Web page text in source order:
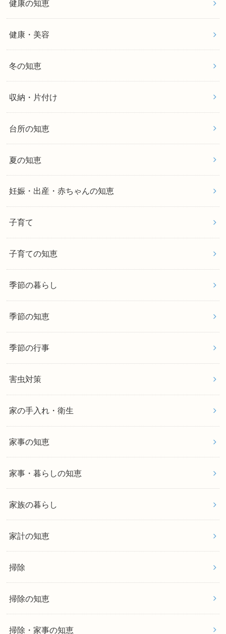
健康の知恵
健康・美容
冬の知恵
収納・片付け
台所の知恵
夏の知恵
妊娠・出産・赤ちゃんの知恵
子育て
子育ての知恵
季節の暮らし
季節の知恵
季節の行事
害虫対策
家の手入れ・衛生
家事の知恵
家事・暮らしの知恵
家族の暮らし
家計の知恵
掃除
掃除の知恵
掃除・家事の知恵